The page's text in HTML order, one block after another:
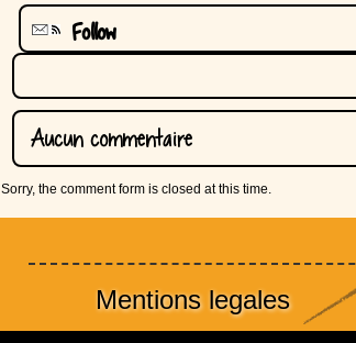
Follow
Aucun commentaire
Sorry, the comment form is closed at this time.
Mentions legales